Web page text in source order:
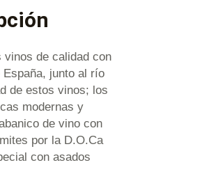
de calidad con
junto al río
de estos vinos; los
modernas y
de vino con
por la D.O.Ca
con asados